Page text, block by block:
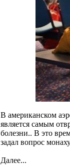
В американском
является самым
болезни.. В это
задал вопрос
Далее...